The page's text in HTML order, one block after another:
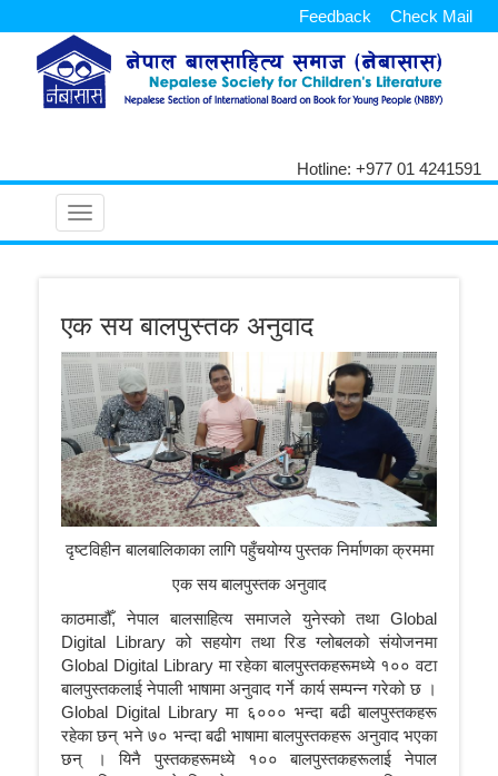
Check Mail
Feedback
Hotline: +977 01 4241591
Toggle
navigation
एक सय बालपुस्तक अनुवाद
दृष्टविहीन बालबालिकाका लागि पहुँचयोग्य पुस्तक निर्माणका क्रममा
एक सय बालपुस्तक अनुवाद
काठमाडौँ, नेपाल बालसाहित्य समाजले युनेस्को तथा Global
Digital Library को सहयोग तथा रिड ग्लोबलको संयोजनमा
Global Digital Library मा रहेका बालपुस्तकहरूमध्ये १०० वटा
बालपुस्तकलाई नेपाली भाषामा अनुवाद गर्ने कार्य सम्पन्न गरेको छ ।
Global Digital Library मा ६००० भन्दा बढी बालपुस्तकहरू
रहेका छन् भने ७० भन्दा बढी भाषामा बालपुस्तकहरू अनुवाद भएका
छन् । यिनै पुस्तकहरूमध्ये १०० बालपुस्तकहरूलाई नेपाल